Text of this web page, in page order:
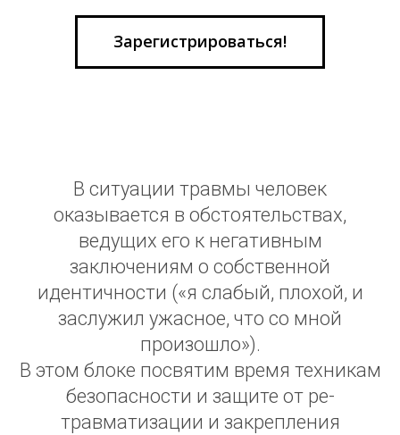
Зарегистрироваться!
В ситуации травмы человек
оказывается в обстоятельствах,
ведущих его к негативным
заключениям о собственной
идентичности («я слабый, плохой, и
заслужил ужасное, что со мной
произошло»).
В этом блоке посвятим время техникам
безопасности и защите от ре-
травматизации и закрепления